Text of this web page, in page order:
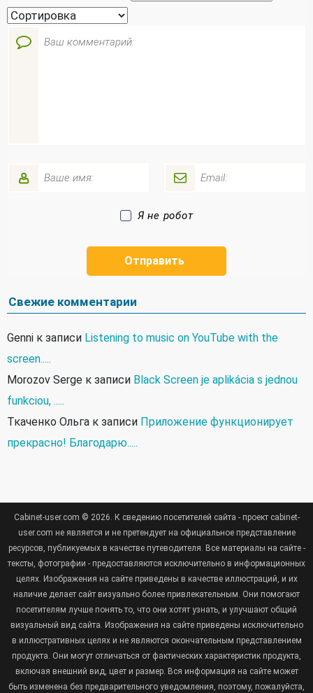
Я не робот
Свежие комментарии
Genni к записи Listening to music on YouTube with the
screen.....
Morozov Serge к записи Black Screen je aplikácia s jednou
funkciou, .....
Ткаченко Ольга к записи Приложение функционирует
прекрасно! Благодарю.....
Cabinet-user.com © 2026. К сведению посетителей сайта - проект cabinet-
user.com не является и не претендует на официальное представление
ресурсов, публикуемых в качестве путеводителя. Все материалы на сайте -
тексты, фотографии - предоставляются исключительно в информационных
целях. Изображения на сайте приведены в качестве иллюстраций, и их
наличие делает сайт визуально более привлекательным. Они помогают
посетителям лучше понять то, что они хотят узнать, и улучшают общий
визуальный вид сайта. Изображения на сайте приведены исключительно
в иллюстративных целях и не являются окончательным представлением
продукта. Они могут отличаться от фактических характеристик продукта,
включая внешний вид, цвет и размер. Вся информация на сайте может
быть изменена без предварительного уведомления, поэтому, пожалуйста,